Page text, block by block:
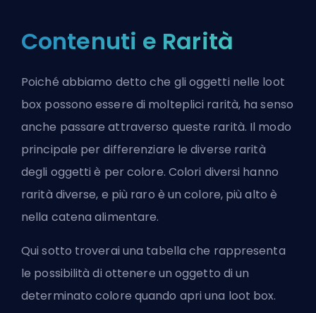
Contenuti e Rarità
Poiché abbiamo detto che gli oggetti nelle loot
box possono essere di molteplici rarità, ha senso
anche passare attraverso queste rarità. Il modo
principale per differenziare le diverse rarità
degli oggetti è per colore. Colori diversi hanno
rarità diverse, e più raro è un colore, più alto è
nella catena alimentare.
Qui sotto troverai una tabella che rappresenta
le possibilità di ottenere un oggetto di un
determinato colore quando apri una loot box.